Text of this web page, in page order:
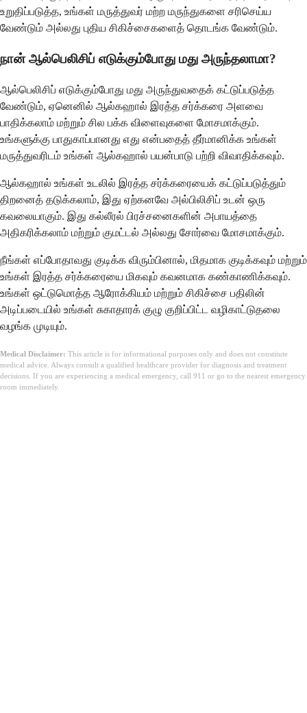
உறுதிப்படுத்த, உங்கள் மருத்துவர் மற்ற மருந்துகளை சரிசெய்ய
வேண்டும் அல்லது புதிய சிகிச்சைகளைத் தொடங்க வேண்டும்.
நான் ஆல்பெலிசிப் எடுக்கும்போது மது அருந்தலாமா?
ஆல்பெலிசிப் எடுக்கும்போது மது அருந்துவதைக் கட்டுப்படுத்த
வேண்டும், ஏனெனில் ஆல்கஹால் இரத்த சர்க்கரை அளவை
பாதிக்கலாம் மற்றும் சில பக்க விளைவுகளை மோசமாக்கும்.
உங்களுக்கு பாதுகாப்பானது எது என்பதைத் தீர்மானிக்க உங்கள்
மருத்துவரிடம் உங்கள் ஆல்கஹால் பயன்பாடு பற்றி விவாதிக்கவும்.
ஆல்கஹால் உங்கள் உடலில் இரத்த சர்க்கரையைக் கட்டுப்படுத்தும்
திறனைத் தடுக்கலாம், இது ஏற்கனவே அல்பிலிசிப் உடன் ஒரு
கவலையாகும். இது கல்லீரல் பிரச்சனைகளின் அபாயத்தை
அதிகரிக்கலாம் மற்றும் குமட்டல் அல்லது சோர்வை மோசமாக்கும்.
நீங்கள் எப்போதாவது குடிக்க விரும்பினால், மிதமாக குடிக்கவும் மற்றும்
உங்கள் இரத்த சர்க்கரையை மிகவும் கவனமாக கண்காணிக்கவும்.
உங்கள் ஒட்டுமொத்த ஆரோக்கியம் மற்றும் சிகிச்சை பதிலின்
அடிப்படையில் உங்கள் சுகாதாரக் குழு குறிப்பிட்ட வழிகாட்டுதலை
வழங்க முடியும்.
Medical Disclaimer: This article is for informational purposes only and does not constitute
medical advice. Always consult a qualified healthcare provider for diagnosis and treatment
decisions. If you are experiencing a medical emergency, call 911 or go to the nearest emergency
room immediately.